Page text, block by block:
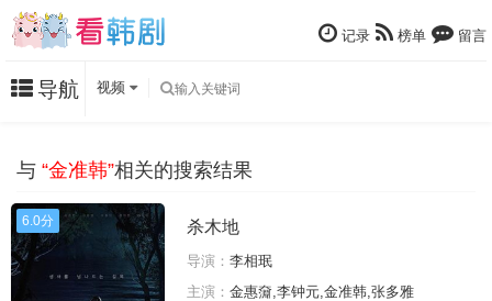
记录 榜单 留言
导航 视频
与 “金准韩”相关的搜索结果
6.0分 杀木地
导演： 李相珉
主演： 金惠奫,李钟元,金准韩,张多雅